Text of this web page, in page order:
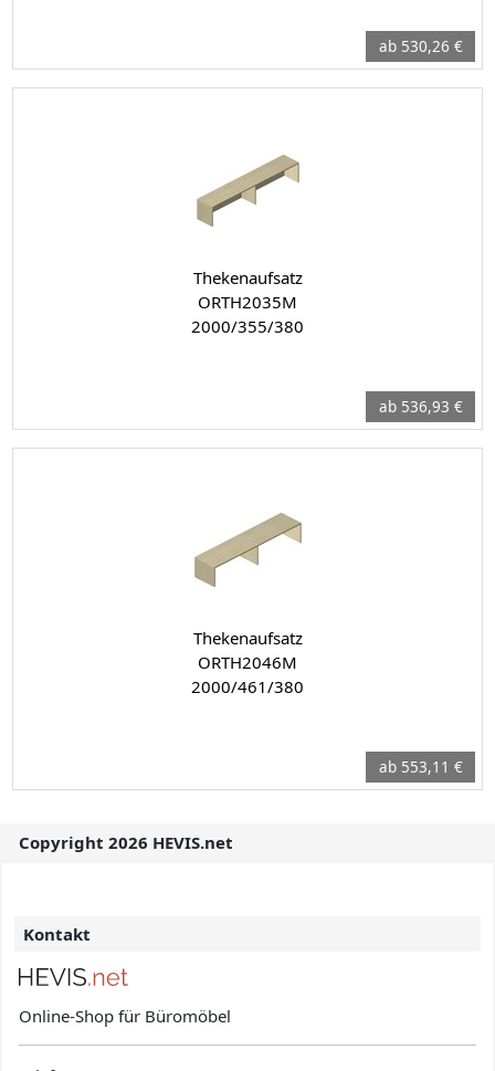
ab 530,26 €
Thekenaufsatz
ORTH2035M
2000/355/380
ab 536,93 €
Thekenaufsatz
ORTH2046M
2000/461/380
ab 553,11 €
Copyright 2026 HEVIS.net
Kontakt
Online-Shop für Büromöbel